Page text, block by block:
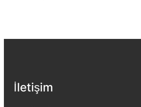
İletişim